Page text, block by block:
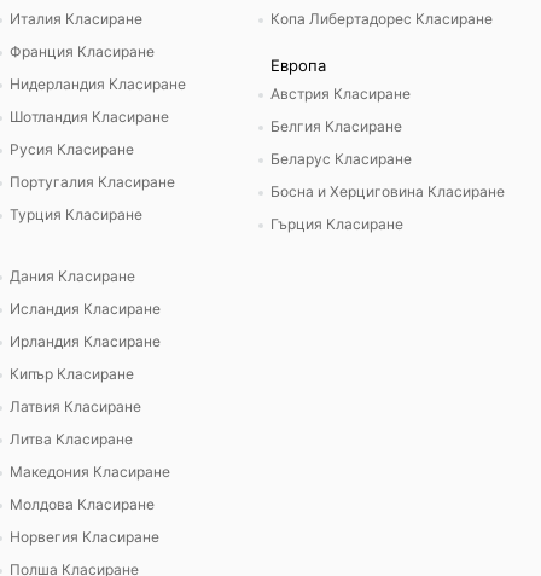
Италия Класиране
Франция Класиране
Нидерландия Класиране
Шотландия Класиране
Русия Класиране
Португалия Класиране
Турция Класиране
Копа Либертадорес Класиране
Европа
Австрия Класиране
Белгия Класиране
Беларус Класиране
Босна и Херциговина Класиране
Гърция Класиране
Дания Класиране
Исландия Класиране
Ирландия Класиране
Кипър Класиране
Латвия Класиране
Литва Класиране
Македония Класиране
Молдова Класиране
Норвегия Класиране
Полша Класиране